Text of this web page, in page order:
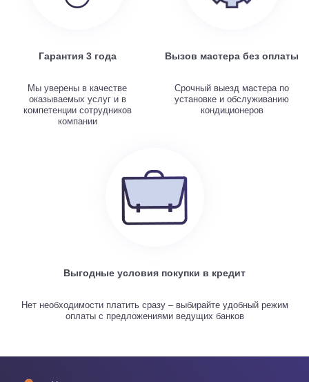
Гарантия 3 года
Мы уверены в качестве
оказываемых услуг и в
компетенции сотрудников
компании
Вызов мастера без оплаты
Срочный выезд мастера по
установке и обслуживанию
кондиционеров
Выгодные условия покупки в кредит
Нет необходимости платить сразу – выбирайте удобный режим
оплаты с предложениями ведущих банков